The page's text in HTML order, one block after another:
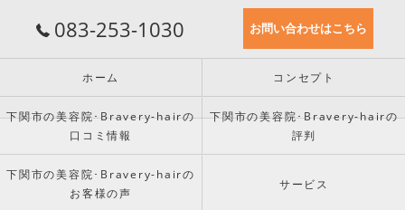
083-253-1030 お問い合わせはこちら
ホーム コンセプト
下関市の美容院･Bravery-hairの
口コミ情報
下関市の美容院･Bravery-hairの
評判
下関市の美容院･Bravery-hairの
お客様の声
サービス